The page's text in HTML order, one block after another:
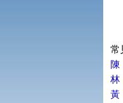
常
陳
林
黃